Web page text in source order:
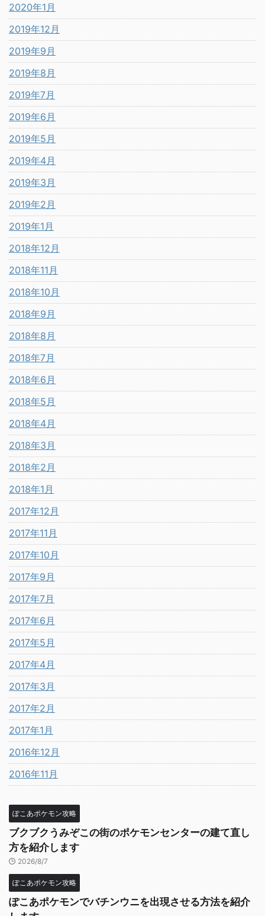
2020年1月
2019年12月
2019年9月
2019年8月
2019年7月
2019年6月
2019年5月
2019年4月
2019年3月
2019年2月
2019年1月
2018年12月
2018年11月
2018年10月
2018年9月
2018年8月
2018年7月
2018年6月
2018年5月
2018年4月
2018年3月
2018年2月
2018年1月
2017年12月
2017年11月
2017年10月
2017年9月
2017年7月
2017年6月
2017年5月
2017年4月
2017年3月
2017年2月
2017年1月
2016年12月
2016年11月
ぽこあポケモン攻略
ブクブクうみぞこの街のポケモンセンターの建て直し
方を紹介します
2026/8/7
ぽこあポケモン攻略
ぽこあポケモンでバチンウニを出現させる方法を紹介